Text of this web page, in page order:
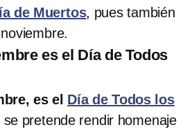
de Muertos, pues también
es el Día de Todos
es el Día de Todos los
pretende rendir homenaje